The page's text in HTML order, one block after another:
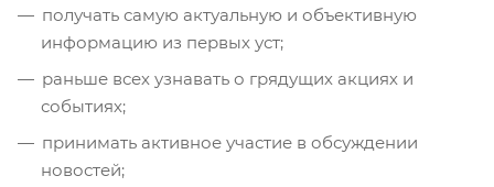
получать самую актуальную и объективную
информацию из первых уст;
раньше всех узнавать о грядущих акциях и
событиях;
принимать активное участие в обсуждении
новостей;